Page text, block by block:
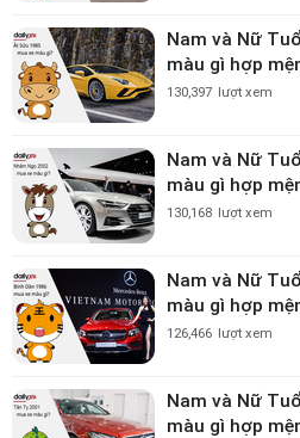
Nam và Nữ
màu gì hợp
130,397 lượt xem
Nam và Nữ
màu gì hợp
130,168 lượt xem
Nam và Nữ
màu gì hợp
126,466 lượt xem
Nam và Nữ
màu gì hợp